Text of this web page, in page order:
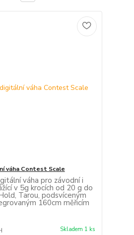
váha Contest Scale
váha pro závodní i
v 5g krocích od 20 g do
Tarou, podsvíceným
160cm měřicím
Skladem 1 ks